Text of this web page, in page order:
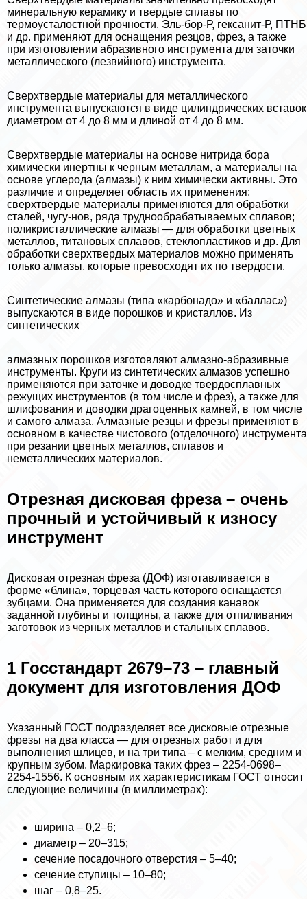
минеральную керамику и твердые сплавы по
термоусталостной прочности. Эль-бор-Р, гексанит-Р, ПТНБ
и др. применяют для оснащения резцов, фрез, а также
при изготовлении абразивного инструмента для заточки
металлического (лезвийного) инструмента.
Сверхтвердые материалы для металлического
инструмента выпускаются в виде цилиндрических вставок
диаметром от 4 до 8 мм и длиной от 4 до 8 мм.
Сверхтвердые материалы на основе нитрида бора
химически инертны к черным металлам, а материалы на
основе углерода (алмазы) к ним химически активны. Это
различие и определяет область их применения:
сверхтвердые материалы применяются для обработки
сталей, чугу-нов, ряда труднообpaбатываемых сплавов;
поликристаллические алмазы — для обработки цветных
металлов, титановых сплавов, стеклопластиков и др. Для
обработки сверхтвердых материалов можно применять
только алмазы, которые превосходят их по твердости.
Синтетические алмазы (типа «карбонадо» и «баллас»)
выпускаются в виде порошков и кристаллов. Из
синтетических
алмазных порошков изготовляют алмазно-абразивные
инструменты. Круги из синтетических алмaзoв успешно
применяются при заточке и доводке твердосплавных
режущих инструментов (в том числе и фрез), а также для
шлифования и доводки драгоценных камней, в том числе
и самого алмаза. Алмазные резцы и фрезы применяют в
основном в качестве чистового (отделочного) инструмента
при резании цветных металлов, сплавов и
неметаллических материалов.
Отрезная дисковая фреза – очень
прочный и устойчивый к износу
инструмент
Дисковая отрезная фреза (ДОФ) изготавливается в
форме «блина», торцевая часть которого оснащается
зубцами. Она применяется для создания канавок
заданной глубины и толщины, а также для отпиливания
заготовок из черных металлов и стальных сплавов.
1 Госстандарт 2679–73 – главный
документ для изготовления ДОФ
Указанный ГОСТ подразделяет все дисковые отрезные
фрезы на два класса — для отрезных работ и для
выполнения шлицев, и на три типа – с мелким, средним и
крупным зубом. Маркировка таких фрез – 2254-0698–
2254-1556. К основным их хаpaктеристикам ГОСТ относит
следующие величины (в миллиметрах):
ширина – 0,2–6;
диаметр – 20–315;
сечение посадочного отверстия – 5–40;
сечение ступицы – 10–80;
шаг – 0,8–25.